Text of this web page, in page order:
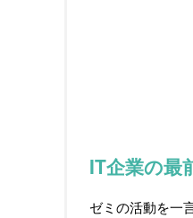
IT企業の最
ゼミの活動を一